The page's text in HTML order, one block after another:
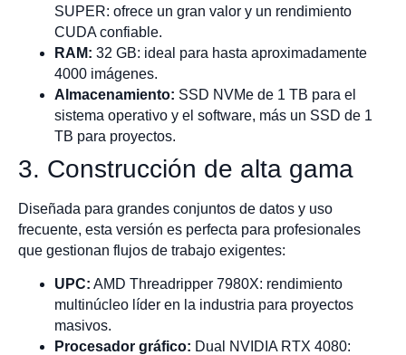
SUPER: ofrece un gran valor y un rendimiento
CUDA confiable.
RAM: 32 GB: ideal para hasta aproximadamente
4000 imágenes.
Almacenamiento: SSD NVMe de 1 TB para el
sistema operativo y el software, más un SSD de 1
TB para proyectos.
3. Construcción de alta gama
Diseñada para grandes conjuntos de datos y uso
frecuente, esta versión es perfecta para profesionales
que gestionan flujos de trabajo exigentes:
UPC: AMD Threadripper 7980X: rendimiento
multinúcleo líder en la industria para proyectos
masivos.
Procesador gráfico: Dual NVIDIA RTX 4080: